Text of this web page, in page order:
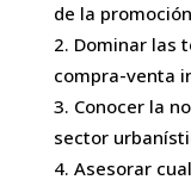
de la
Dominar las
compra-venta
Conocer la
sector
Asesorar